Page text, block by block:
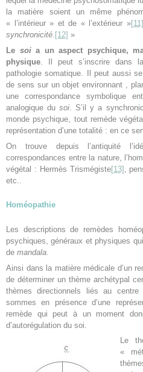
la matière soient un même
« l’intérieur » et de « l’extérieur »[11]
synchronicité. [12] »
Le soia un aspect psychique,
physique. Il peut s’inscrire dans
pathologie somatique. Il peut aussi
de sens sur un objet environnant ,
une correspondance symbolique
analogique dusoi. S’il y a
monde psychique, tout remède
représentation d’une totalité : en ce
On trouve depuis l’antiquité
correspondances entre la nature,
végétal : Hermès Trismégiste[13] ,
etc..
Homéopathie
Les descriptions de remèdes
psychiques, généraux et physiques
de mandala.
Ainsi dans la matière médicale d’un
de déterminer un thème archétypal
thèmes directionnels liés au
sommes en présence d’une
remède qui peut à un moment
d’autorégulation du soi.
Le
«